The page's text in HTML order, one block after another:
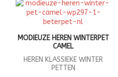
MODIEUZE HEREN WINTERPET
CAMEL
HEREN KLASSIEKE WINTER
PETTEN